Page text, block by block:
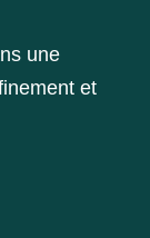
une
et